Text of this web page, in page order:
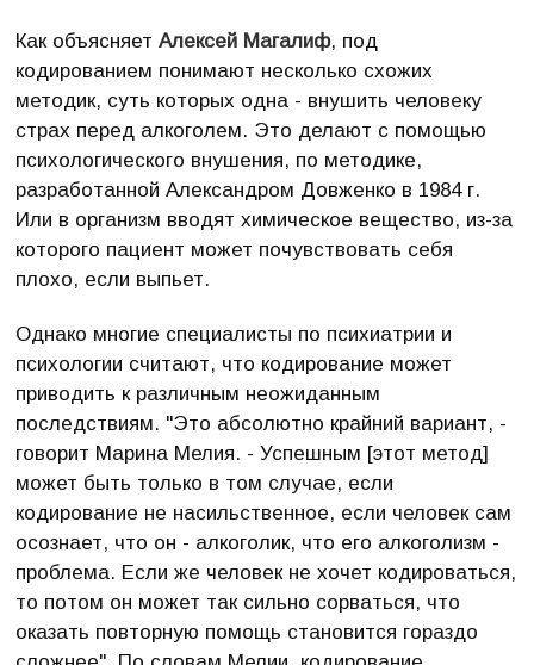
Как объясняетАлексей Магалиф, под
кодированием понимают несколько схожих
методик, суть которых одна - внушить человеку
страх перед алкоголем. Это делают с помощью
психологического внушения, по методике,
разработанной Александром Довженко в 1984 г.
Или в организм вводят химическое вещество, из-за
которого пациент может почувствовать себя
плохо, если выпьет.
Однако многие специалисты по психиатрии и
психологии считают, что кодирование может
приводить к различным неожиданным
последствиям. "Это абсолютно крайний вариант, -
говорит Марина Мелия. - Успешным [этот метод]
может быть только в том случае, если
кодирование не насильственное, если человек сам
осознает, что он - алкоголик, что его алкоголизм -
проблема. Если же человек не хочет кодироваться,
то потом он может так сильно сорваться, что
оказать повторную помощь становится гораздо